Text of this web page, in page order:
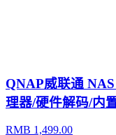
QNAP威联通
理器/硬件解码/内
RMB 1,499.00